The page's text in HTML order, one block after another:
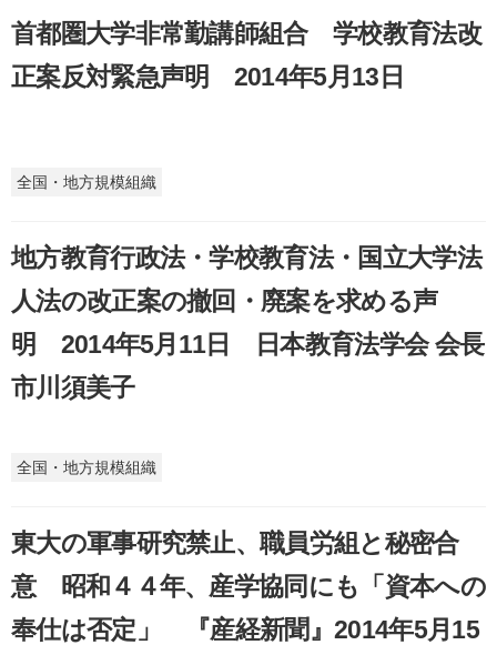
首都圏大学非常勤講師組合 学校教育法改
正案反対緊急声明 2014年5月13日
全国・地方規模組織
地方教育行政法・学校教育法・国立大学法
人法の改正案の撤回・廃案を求める声
明 2014年5月11日 日本教育法学会 会長
市川須美子
全国・地方規模組織
東大の軍事研究禁止、職員労組と秘密合
意 昭和４４年、産学協同にも「資本への
奉仕は否定」 『産経新聞』2014年5月15